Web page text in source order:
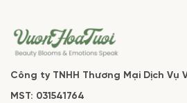
Công ty TNHH Thương Mại Dịch Vụ
MST: 031541764